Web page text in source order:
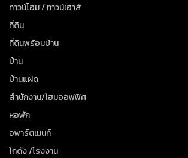
ทาวน์โฮม / ทาวน์เฮาส์
ที่ดิน
ที่ดินพร้อมบ้าน
บ้าน
บ้านแฝด
สำนักงาน/โฮมออฟฟิศ
หอพัก
อพาร์ตเมนท์
โกดัง /โรงงาน